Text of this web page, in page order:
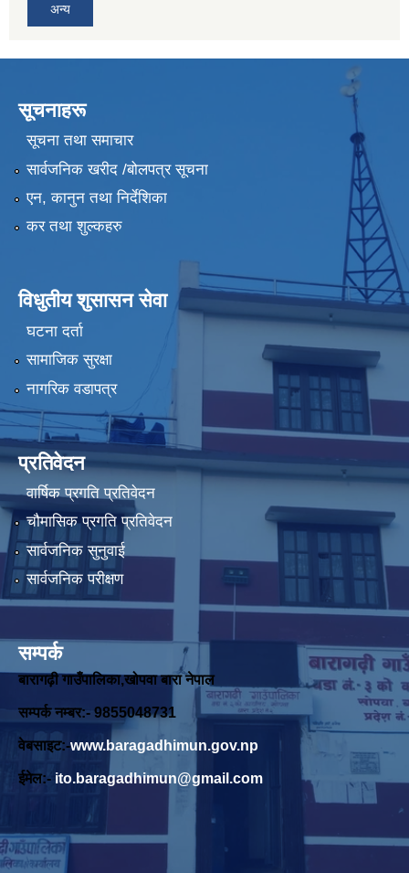
अन्य
सूचनाहरू
सूचना तथा समाचार
सार्वजनिक खरीद /बोलपत्र सूचना
एन, कानुन तथा निर्देशिका
कर तथा शुल्कहरु
विधुतीय शुसासन सेवा
घटना दर्ता
सामाजिक सुरक्षा
नागरिक वडापत्र
प्रतिवेदन
वार्षिक प्रगति प्रतिवेदन
चौमासिक प्रगति प्रतिवेदन
सार्वजनिक सुनुवाई
सार्वजनिक परीक्षण
सम्पर्क
बारागढ़ी गाउँपालिका,खोपवा बारा नेपाल
सम्पर्क नम्बर:- 9855048731
वेबसाइट:-www.baragadhimun.gov.np
ईमेल:- ito.baragadhimun@gmail.com